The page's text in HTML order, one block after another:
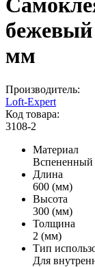
мм
Производитель:
Loft-Expert
Код товара:
3108-2
Материал
Вспененный
Длина
600 (мм)
Высота
300 (мм)
Толщина
2 (мм)
Тип
Для